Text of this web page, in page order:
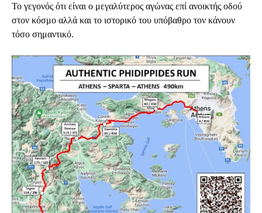
Το γεγονός ότι είναι ο μεγαλύτερος αγώνας επί ανοικτής οδού
στον κόσμο αλλά και το ιστορικό του υπόβαθρο τον κάνουν
τόσο σημαντικό.